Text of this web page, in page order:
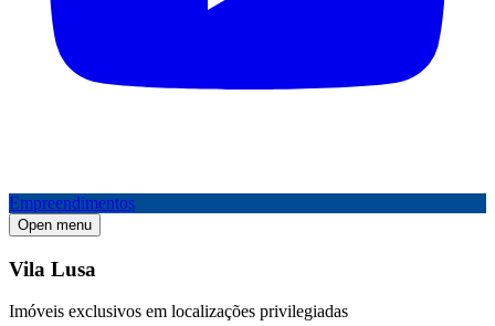
Empreendimentos
Open menu
Vila Lusa
Imóveis exclusivos em localizações privilegiadas